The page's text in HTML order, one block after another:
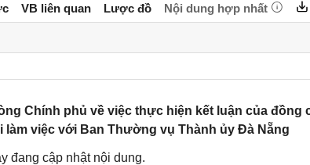
VB liên quan Lược đồ Nội dung hợp nhất
Chính phủ về việc thực hiện kết luận của đồng
việc với Ban Thường vụ Thành ủy Đà Nẵng
đang cập nhật nội dung.